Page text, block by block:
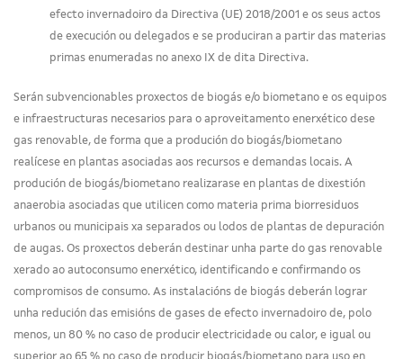
efecto invernadoiro da Directiva (UE) 2018/2001 e os seus actos
de execución ou delegados e se produciran a partir das materias
primas enumeradas no anexo IX de dita Directiva.
Serán subvencionables proxectos de biogás e/o biometano e os equipos
e infraestructuras necesarios para o aproveitamento enerxético dese
gas renovable, de forma que a produción do biogás/biometano
realícese en plantas asociadas aos recursos e demandas locais. A
produción de biogás/biometano realizarase en plantas de dixestión
anaerobia asociadas que utilicen como materia prima biorresiduos
urbanos ou municipais xa separados ou lodos de plantas de depuración
de augas. Os proxectos deberán destinar unha parte do gas renovable
xerado ao autoconsumo enerxético, identificando e confirmando os
compromisos de consumo. As instalacións de biogás deberán lograr
unha redución das emisións de gases de efecto invernadoiro de, polo
menos, un 80 % no caso de producir electricidade ou calor, e igual ou
superior ao 65 % no caso de producir biogás/biometano para uso en